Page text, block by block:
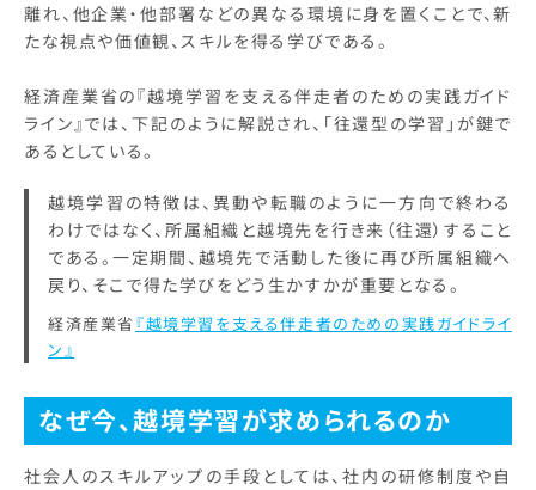
離れ、他企業・他部署などの異なる環境に身を置くことで、新
たな視点や価値観、スキルを得る学びである。
経済産業省の『越境学習を支える伴走者のための実践ガイド
ライン』では、下記のように解説され、「往還型の学習」が鍵で
あるとしている。
越境学習の特徴は、異動や転職のように一方向で終わる
わけではなく、所属組織と越境先を行き来（往還）すること
である。一定期間、越境先で活動した後に再び所属組織へ
戻り、そこで得た学びをどう生かすかが重要となる。
経済産業省 『越境学習を支える伴走者のための実践ガイドライ
ン』
なぜ今、越境学習が求められるのか
社会人のスキルアップの手段としては、社内の研修制度や自